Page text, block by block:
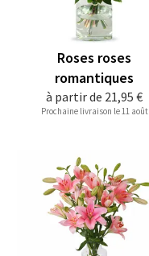
à partir de 21,95 €
Roses roses
romantiques
Prochaine livraison le 11 août